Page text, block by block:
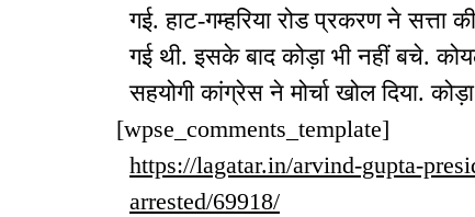
गई. हाट-गम्हरिया रोड प्रकरण ने सत्ता
गई थी. इसके बाद कोड़ा भी नहीं बचे.
सहयोगी कांग्रेस ने मोर्चा खोल दिया.
[wpse_comments_template]
https://lagatar.in/arvind-gupta-
arrested/69918/